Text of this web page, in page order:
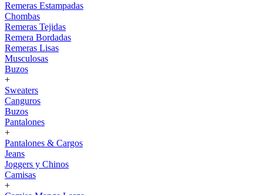
Remeras Estampadas
Chombas
Remeras Tejidas
Remera Bordadas
Remeras Lisas
Musculosas
Buzos
+
Sweaters
Canguros
Buzos
Pantalones
+
Pantalones & Cargos
Jeans
Joggers y Chinos
Camisas
+